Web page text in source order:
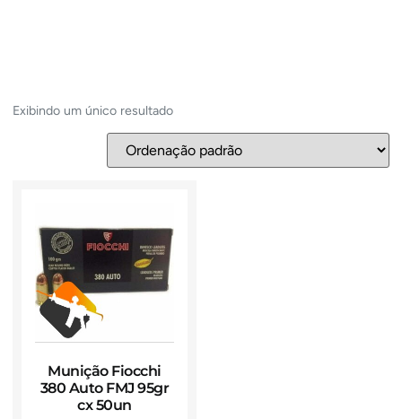
Exibindo um único resultado
Munição Fiocchi
380 Auto FMJ 95gr
cx 50un